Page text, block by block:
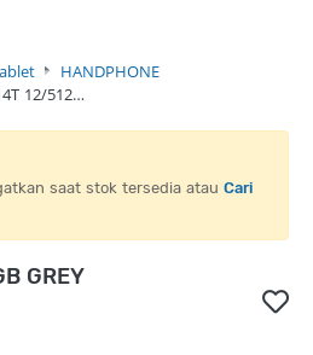
HANDPHONE
12/512…
saat stok tersedia atau Cari
GREY